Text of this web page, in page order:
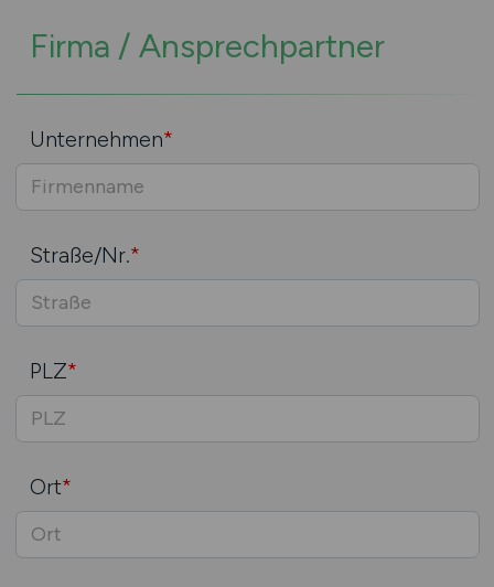
Firma / Ansprechpartner
Unternehmen*
Straße/Nr.*
PLZ*
Ort*